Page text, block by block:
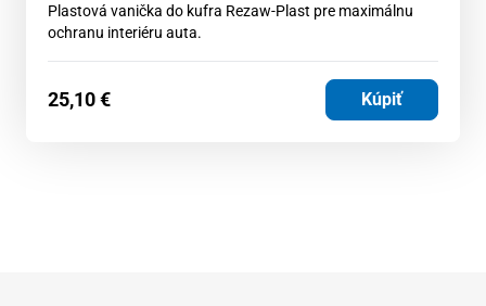
Plastová vanička do kufra Rezaw-Plast pre maximálnu
ochranu interiéru auta.
25,10€ Kúpiť